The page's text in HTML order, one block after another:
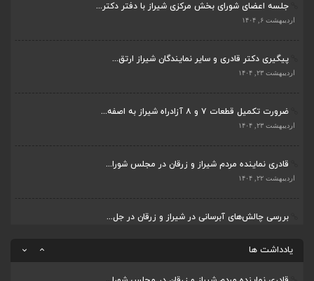
جلسه اعضای شورای بخش مرکزی شیراز با دفتر دکتر...
اردیبهشت ۶, ۱۴۰۴
پیگیری دکتر قادری و سایر نمایندگان شیراز ارتق...
اردیبهشت ۲۳, ۱۴۰۴
ضرورت تکمیل قطعات ۷ و ۸ آزادراه شیراز به اصفه...
اردیبهشت ۲۳, ۱۴۰۴
قادری نماینده مردم شیراز و زرقان در مجلس شورا...
اردیبهشت ۲۲, ۱۴۰۴
بررسی چالش‌های آبرسانی در شیراز و زرقان در جل...
یادداشت ها
قادری نماینده مردم شیراز و زرقان در مجلس شورا...
بررسی چالش‌های آبرسانی در شیراز و زرقان در جل...
جلسه اعضای شورای بخش مرکزی شیراز با دفتر دکتر...
پیگیری دکتر قادری و سایر نمایندگان شیراز ارتق...